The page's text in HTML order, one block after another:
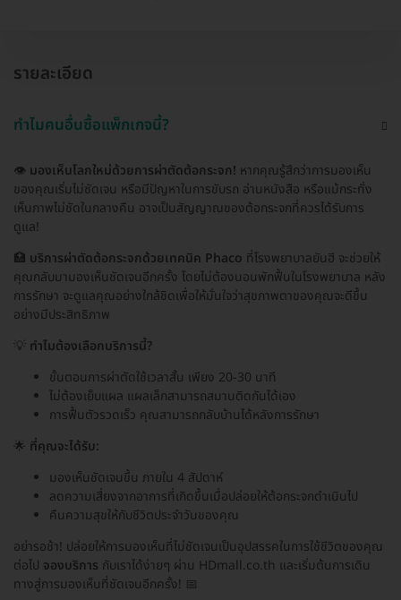
รายละเอียด
ทำไมคนอื่นซื้อแพ็กเกจนี้?
👁️ มองเห็นโลกใหม่ด้วยการผ่าตัดต้อกระจก! หากคุณรู้สึกว่าการมองเห็น
ของคุณเริ่มไม่ชัดเจน หรือมีปัญหาในการขับรถ อ่านหนังสือ หรือแม้กระทั่ง
เห็นภาพไม่ชัดในกลางคืน อาจเป็นสัญญาณของต้อกระจกที่ควรได้รับการ
ดูแล!
🏥 บริการผ่าตัดต้อกระจกด้วยเทคนิค Phaco ที่โรงพยาบาลยันฮี จะช่วยให้
คุณกลับมามองเห็นชัดเจนอีกครั้ง โดยไม่ต้องนอนพักฟื้นในโรงพยาบาล หลัง
การรักษา จะดูแลคุณอย่างใกล้ชิดเพื่อให้มั่นใจว่าสุขภาพตาของคุณจะดีขึ้น
อย่างมีประสิทธิภาพ
💡 ทำไมต้องเลือกบริการนี้?
ขั้นตอนการผ่าตัดใช้เวลาสั้น เพียง 20-30 นาที
ไม่ต้องเย็บแผล แผลเล็กสามารถสมานติดกันได้เอง
การฟื้นตัวรวดเร็ว คุณสามารถกลับบ้านได้หลังการรักษา
🌟 ที่คุณจะได้รับ:
มองเห็นชัดเจนขึ้น ภายใน 4 สัปดาห์
ลดความเสี่ยงจากอาการที่เกิดขึ้นเมื่อปล่อยให้ต้อกระจกดำเนินไป
คืนความสุขให้กับชีวิตประจำวันของคุณ
อย่ารอช้า! ปล่อยให้การมองเห็นที่ไม่ชัดเจนเป็นอุปสรรคในการใช้ชีวิตของคุณ
ต่อไป จองบริการ กับเราได้ง่ายๆ ผ่าน HDmall.co.th และเริ่มต้นการเดิน
ทางสู่การมองเห็นที่ชัดเจนอีกครั้ง! 📅